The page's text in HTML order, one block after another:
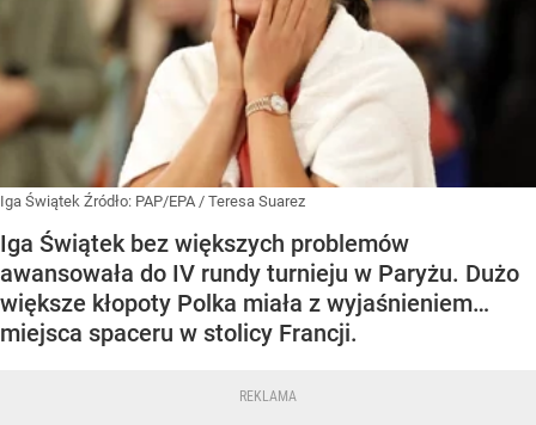
Iga Świątek Źródło: PAP/EPA / Teresa Suarez
Iga Świątek bez większych problemów
awansowała do IV rundy turnieju w Paryżu. Dużo
większe kłopoty Polka miała z wyjaśnieniem…
miejsca spaceru w stolicy Francji.